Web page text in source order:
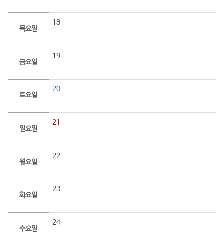
목요일
18
금요일
19
토요일
20
일요일
21
월요일
22
화요일
23
수요일
24